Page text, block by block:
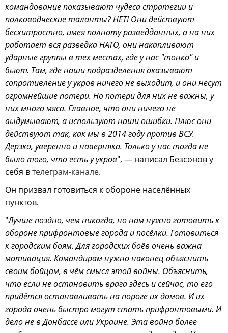
командование показывают чудеса стратегии и
полководческие таланты? НЕТ! Они действуют
бесхитростно, имея полноту разведданных, а на них
работает вся разведка НАТО, они накапливают
ударные группы в тех местах, где у нас "тонко" и
бьют. Там, где наши подразделения оказывают
сопротивление у укров ничего не выходит, и они несут
огромнейшие потери. Но потери для них не важны, у
них много мяса. Главное, что они ничего не
выдумывают, а используют наши ошибки. Плюс они
действуют так, как мы в 2014 году против ВСУ.
Дерзко, уверенно и наверняка. Только у нас тогда не
было того, что есть у укров", — написал Безсонов у
себя втелеграм-канале.
Он призвал готовиться к обороне населённых
пунктов.
"Лучше поздно, чем никогда, но нам нужно готовить к
обороне прифронтовые города и посёлки. Готовиться
к городским боям. Для городских боёв очень важна
мотивация. Командирам нужно наконец объяснить
своим бойцам, в чём смысл этой войны. Объяснить,
что если не остановить врага здесь и сейчас, то его
придётся останавливать на пороге их домов. И их
города очень быстро могут стать прифронтовыми. И
дело не в Донбассе или Украине. Эта война более